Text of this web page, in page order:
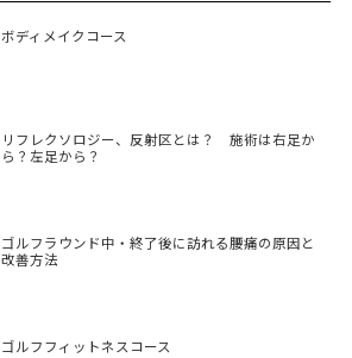
ボディメイクコース
リフレクソロジー、反射区とは？ 施術は右足か
ら？左足から？
ゴルフラウンド中・終了後に訪れる腰痛の原因と
改善方法
ゴルフフィットネスコース